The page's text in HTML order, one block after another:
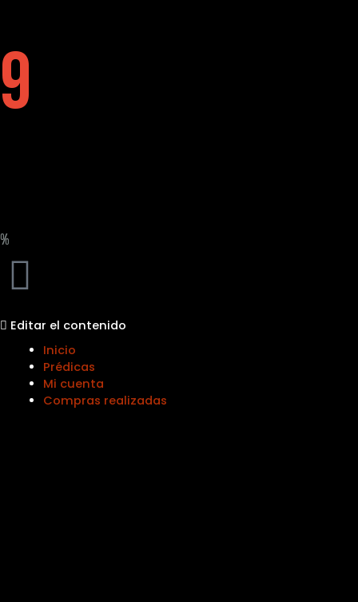
9
%
Editar el contenido
Inicio
Prédicas
Mi cuenta
Compras realizadas